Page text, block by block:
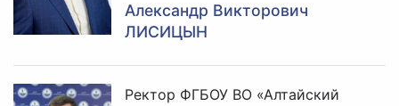
Александр Викторович
ЛИСИЦЫН
Ректор ФГБОУ ВО «Алтайский